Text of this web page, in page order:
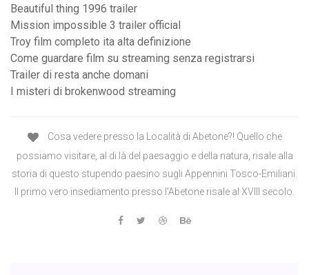
Beautiful thing 1996 trailer
Mission impossible 3 trailer official
Troy film completo ita alta definizione
Come guardare film su streaming senza registrarsi
Trailer di resta anche domani
I misteri di brokenwood streaming
Cosa vedere presso la Località di Abetone?! Quello che
possiamo visitare, al di là del paesaggio e della natura, risale alla
storia di questo stupendo paesino sugli Appennini Tosco-Emiliani.
Il primo vero insediamento presso l’Abetone risale al XVIII secolo.